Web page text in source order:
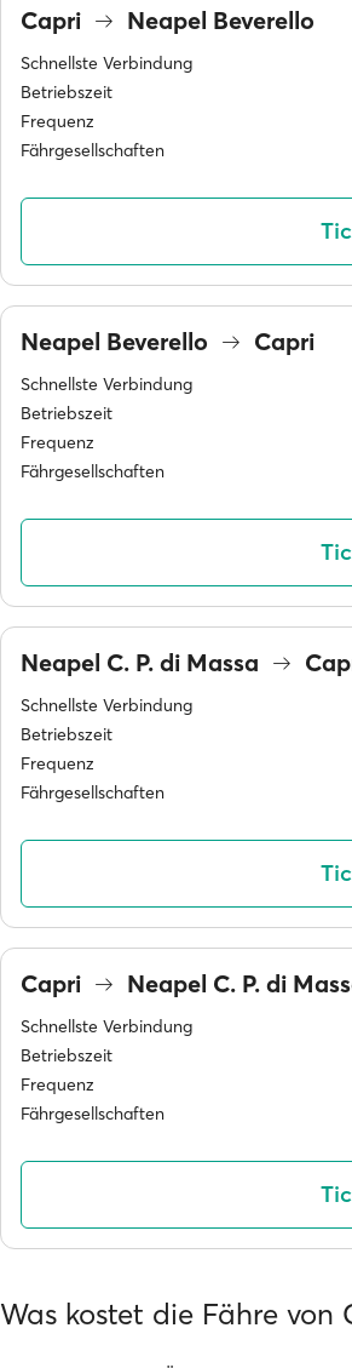
Capri Neapel Beverello
Schnellste Verbindung
Betriebszeit
Frequenz
Fährgesellschaften
Neapel Beverello Capri
Schnellste Verbindung
Betriebszeit
Frequenz
Fährgesellschaften
Neapel C. P. di Massa
Schnellste Verbindung
Betriebszeit
Frequenz
Fährgesellschaften
Capri Neapel C. P. di
Schnellste Verbindung
Betriebszeit
Frequenz
Fährgesellschaften
Was kostet die Fähre von